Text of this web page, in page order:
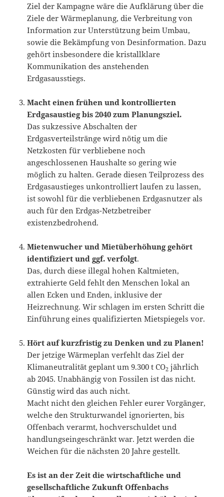
Ziel der Kampagne wäre die Aufklärung über die
Ziele der Wärmeplanung, die Verbreitung von
Information zur Unterstützung beim Umbau,
sowie die Bekämpfung von Desinformation. Dazu
gehört insbesondere die kristallklare
Kommunikation des anstehenden
Erdgasausstiegs.
Macht einen frühen und kontrollierten
Erdgasaustieg bis 2040 zum Planungsziel.
Das sukzessive Abschalten der
Erdgasverteilstränge wird nötig um die
Netzkosten für verbliebene noch
angeschlossenen Haushalte so gering wie
möglich zu halten. Gerade diesen Teilprozess des
Erdgasaustieges unkontrolliert laufen zu lassen,
ist sowohl für die verbliebenen Erdgasnutzer als
auch für den Erdgas-Netzbetreiber
existenzbedrohend.
Mietenwucher und Mietüberhöhung gehört
identifiziert und ggf. verfolgt.
Das, durch diese illegal hohen Kaltmieten,
extrahierte Geld fehlt den Menschen lokal an
allen Ecken und Enden, inklusive der
Heizrechnung. Wir schlagen im ersten Schritt die
Einführung eines qualifizierten Mietspiegels vor.
Hört auf kurzfristig zu Denken und zu Planen!
Der jetzige Wärmeplan verfehlt das Ziel der
Klimaneutralität geplant um 9.300 t CO2 jährlich
ab 2045. Unabhängig von Fossilen ist das nicht.
Günstig wird das auch nicht.
Macht nicht den gleichen Fehler eurer Vorgänger,
welche den Strukturwandel ignorierten, bis
Offenbach verarmt, hochverschuldet und
handlungseingeschränkt war. Jetzt werden die
Weichen für die nächsten 20 Jahre gestellt.
Es ist an der Zeit die wirtschaftliche und
gesellschaftliche Zukunft Offenbachs